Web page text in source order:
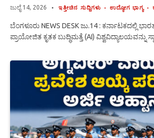
ಜುಲೈ 14, 2026 ಇತ್ತೀಚಿನ ಸುದ್ದಿಗಳು ಉದ್ಯೋಗ ಭಾಗ್ಯ
​ಬೆಂಗಳೂರು NEWS DESK ಜು.14 : ​ಕರ್ನಾಟಕದಲ್ಲಿ
ಪ್ರಾಯೋಜಿತ ಕೃತಕ ಬುದ್ಧಿಮತ್ತೆ (AI) ವಿಶ್ವವಿದ್ಯಾಲಯವನ್ನು